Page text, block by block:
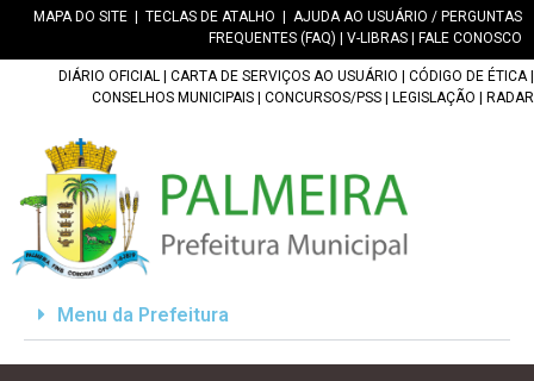
MAPA DO SITE TECLAS DE ATALHO
AJUDA AO USUÁRIO / PERGUNTAS
FREQUENTES (FAQ)
V-LIBRAS FALE CONOSCO
DIÁRIO OFICIAL CARTA DE SERVIÇOS AO USUÁRIO CÓDIGO DE ÉTICA|
CONSELHOS MUNICIPAIS
CONCURSOS/PSS LEGISLAÇÃO RADAR
Menu da Prefeitura